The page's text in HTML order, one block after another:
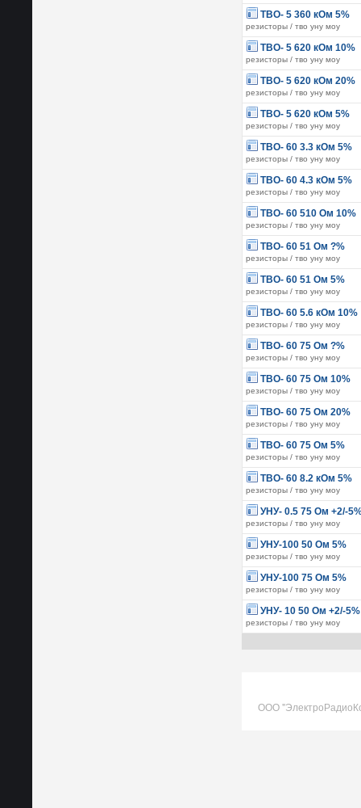
ТВО- 5 360 кОм 5%
резисторы / тво уну моу
ТВО- 5 620 кОм 10%
резисторы / тво уну моу
ТВО- 5 620 кОм 20%
резисторы / тво уну моу
ТВО- 5 620 кОм 5%
резисторы / тво уну моу
ТВО- 60 3.3 кОм 5%
резисторы / тво уну моу
ТВО- 60 4.3 кОм 5%
резисторы / тво уну моу
ТВО- 60 510 Ом 10%
резисторы / тво уну моу
ТВО- 60 51 Ом ?%
резисторы / тво уну моу
ТВО- 60 51 Ом 5%
резисторы / тво уну моу
ТВО- 60 5.6 кОм 10%
резисторы / тво уну моу
ТВО- 60 75 Ом ?%
резисторы / тво уну моу
ТВО- 60 75 Ом 10%
резисторы / тво уну моу
ТВО- 60 75 Ом 20%
резисторы / тво уну моу
ТВО- 60 75 Ом 5%
резисторы / тво уну моу
ТВО- 60 8.2 кОм 5%
резисторы / тво уну моу
УНУ- 0.5 75 Ом +2/-
резисторы / тво уну моу
УНУ-100 50 Ом 5%
резисторы / тво уну моу
УНУ-100 75 Ом 5%
резисторы / тво уну моу
УНУ- 10 50 Ом +2/-5%
резисторы / тво уну моу
ООО